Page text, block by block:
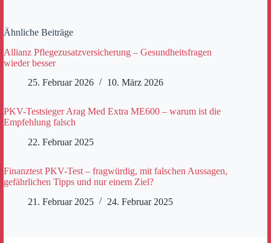
Ähnliche Beiträge
Allianz Pflegezusatzversicherung – Gesundheitsfragen
wieder besser
25. Februar 2026
10. März 2026
PKV-Testsieger Arag Med Extra ME600 – warum ist die
Empfehlung falsch
22. Februar 2025
Finanztest PKV-Test – fragwürdig, mit falschen Aussagen,
gefährlichen Tipps und nur einem Ziel?
21. Februar 2025
24. Februar 2025